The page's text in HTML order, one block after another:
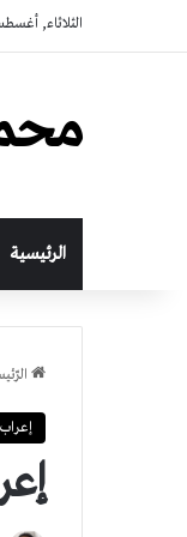
الثلاثاء, أغسطس 4
الرئيسية